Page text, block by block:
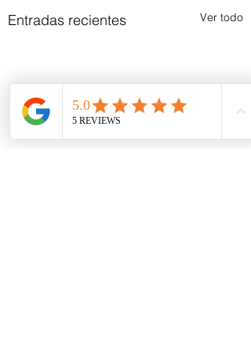
Entradas recientes Ver todo